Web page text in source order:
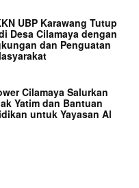
UBP Karawang Tutup
Desa Cilamaya dengan
dan Penguatan
Cilamaya Salurkan
Yatim dan Bantuan
untuk Yayasan Al